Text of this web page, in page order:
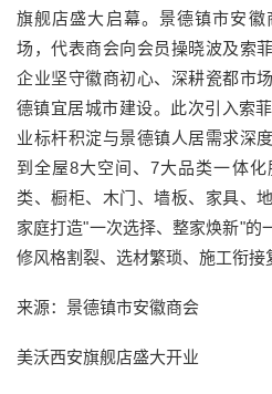
旗舰店盛大启幕。景德镇市安
场，代表商会向会员操晓波及索
企业坚守徽商初心、深耕瓷都市
德镇宜居城市建设。此次引入索
业标杆积淀与景德镇人居需求深
到全屋8大空间、7大品类一体
类、橱柜、木门、墙板、家具、
家庭打造"一次选择、整家焕新"的
修风格割裂、选材繁琐、施工衔接
来源：景德镇市安徽商会
美沃西安旗舰店盛大开业